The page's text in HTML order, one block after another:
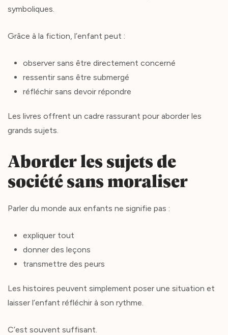
symboliques.
Grâce à la fiction, l’enfant peut :
observer sans être directement concerné
ressentir sans être submergé
réfléchir sans devoir répondre
Les livres offrent un cadre rassurant pour aborder les
grands sujets.
Aborder les sujets de
société sans moraliser
Parler du monde aux enfants ne signifie pas :
expliquer tout
donner des leçons
transmettre des peurs
Les histoires peuvent simplement poser une situation et
laisser l’enfant réfléchir à son rythme.
C’est souvent suffisant.